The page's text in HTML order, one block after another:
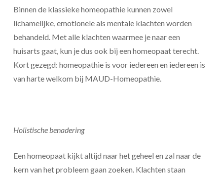
Binnen de klassieke homeopathie kunnen zowel
lichamelijke, emotionele als mentale klachten worden
behandeld. Met alle klachten waarmee je naar een
huisarts gaat, kun je dus ook bij een homeopaat terecht.
Kort gezegd: homeopathie is voor iedereen en iedereen is
van harte welkom bij MAUD-Homeopathie.
Holistische benadering
Een homeopaat kijkt altijd naar het geheel en zal naar de
kern van het probleem gaan zoeken. Klachten staan